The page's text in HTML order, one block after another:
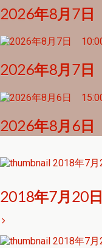
2026年8月7
2026年8月7
2026年8月6
2018年7月
2018年7月20
2018年7月